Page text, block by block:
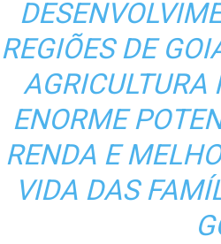
REGIÕES DE
AGRICULTURA
ENORME
RENDA E
VIDA DAS